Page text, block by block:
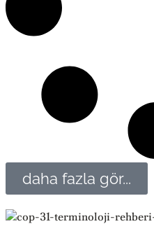
daha fazla gör...